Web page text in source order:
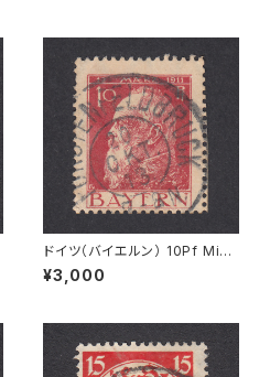
ドイツ（バイエルン） 10Pf Mi#7
8 使用済み切手｜FÜRSTENF
ELDBRUCK 20.OKT.1913
¥3,000